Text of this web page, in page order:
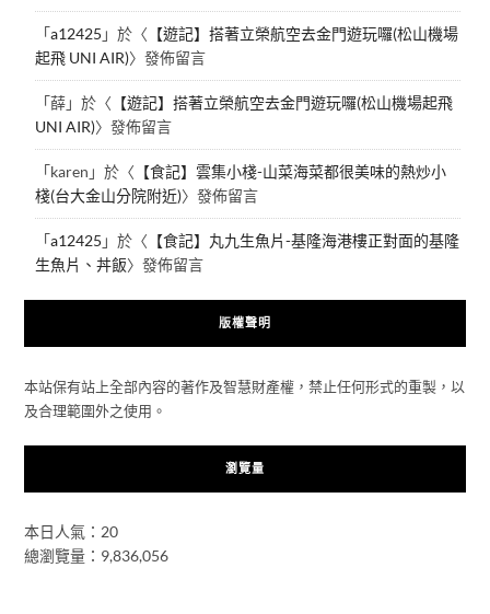
「a12425 」於〈 【遊記】搭著立榮航空去金門遊玩囉(松山機場
起飛 UNI AIR)〉發佈留言
「薛」於〈 【遊記】搭著立榮航空去金門遊玩囉(松山機場起飛
UNI AIR)〉發佈留言
「karen 」於〈 【食記】雲集小棧-山菜海菜都很美味的熱炒小
棧(台大金山分院附近)〉發佈留言
「a12425 」於〈 【食記】丸九生魚片-基隆海港樓正對面的基隆
生魚片、丼飯〉發佈留言
版權聲明
本站保有站上全部內容的著作及智慧財產權，禁止任何形式的重製，以
及合理範圍外之使用。
瀏覽量
本日人氣：20
總瀏覽量：9,836,056